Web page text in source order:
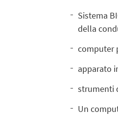
Sistema
della
computer
apparato
strumenti
Un